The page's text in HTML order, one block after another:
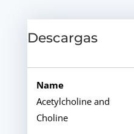
Descargas
Acetylcholine and
Choline